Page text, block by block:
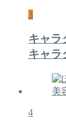
3
キャラ
キャラ
4